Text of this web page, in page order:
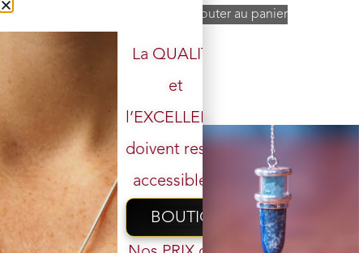
1 en stock
169,00
Ajouter au panier
Ajouter au panier
La QUALITÉ
et
l’EXCELLENCE
doivent rester
accessibles.
BOUTIQUE